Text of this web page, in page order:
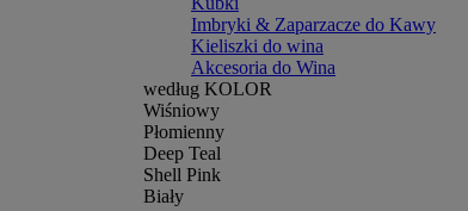
Imbryki & Zaparzacze do Kawy
Kieliszki do wina
Akcesoria do Wina
według KOLOR
Wiśniowy
Płomienny
Deep Teal
Shell Pink
Biały